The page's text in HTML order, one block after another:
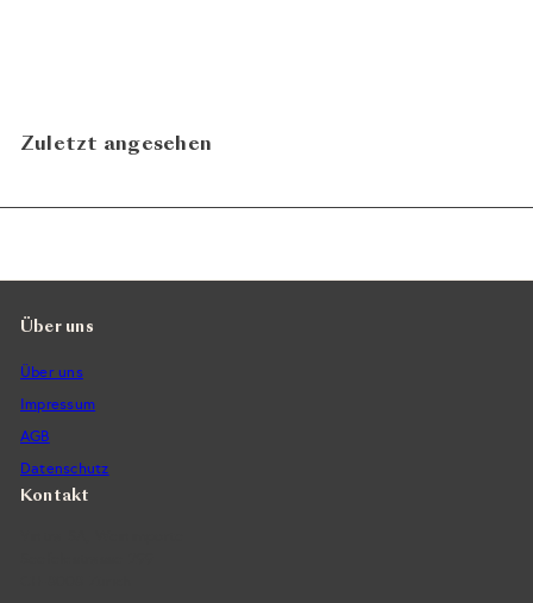
Zuletzt angesehen
Über uns
Über uns
Impressum
AGB
Datenschutz
Kontakt